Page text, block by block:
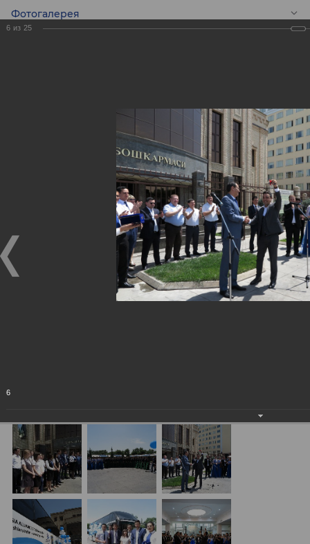
Фотогалерея
Молодежному
симфоническому
оркестру
Республики
Узбекистан!
Подарок Молодежному симфоническому оркестру
6 из 25
6